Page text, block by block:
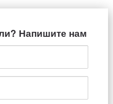
Напишите нам